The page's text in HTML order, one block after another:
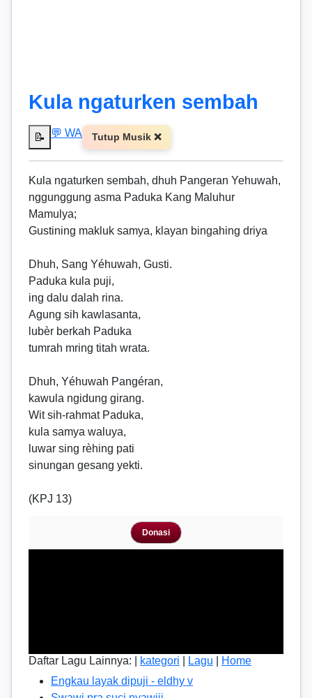
Kula ngaturken sembah
📝 💬 WA Tutup Musik ❌
Kula ngaturken sembah, dhuh Pangeran Yehuwah,
nggunggung asma Paduka Kang Maluhur
Mamulya;
Gustining makluk samya, klayan bingahing driya
Dhuh, Sang Yéhuwah, Gusti.
Paduka kula puji,
ing dalu dalah rina.
Agung sih kawlasanta,
lubèr berkah Paduka
tumrah mring titah wrata.
Dhuh, Yéhuwah Pangéran,
kawula ngidung girang.
Wit sih-rahmat Paduka,
kula samya waluya,
luwar sing rèhing pati
sinungan gesang yekti.
(KPJ 13)
Donasi
Daftar Lagu Lainnya: | kategori Lagu
Home
Engkau layak dipuji - eldhy v